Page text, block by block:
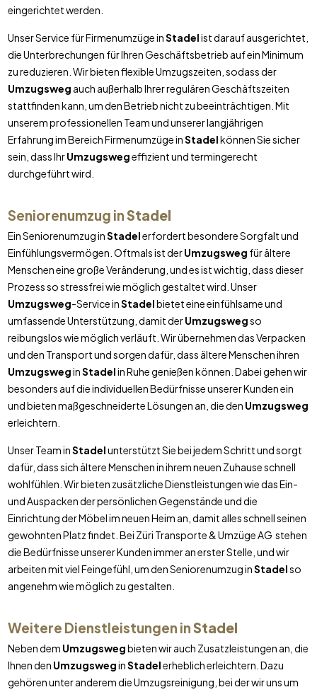
eingerichtet werden.
Unser Service für Firmenumzüge inStadelist darauf ausgerichtet,
die Unterbrechungen für Ihren Geschäftsbetrieb auf ein Minimum
zu reduzieren. Wir bieten flexible Umzugszeiten, sodass der
Umzugsweg auch außerhalb Ihrer regulären Geschäftszeiten
stattfinden kann, um den Betrieb nicht zu beeinträchtigen. Mit
unserem professionellen Team und unserer langjährigen
Erfahrung im Bereich Firmenumzüge inStadelkönnen Sie sicher
sein, dass IhrUmzugswegeffizient und termingerecht
durchgeführt wird.
Seniorenumzug inStadel
Ein Seniorenumzug inStadelerfordert besondere Sorgfalt und
Einfühlungsvermögen. Oftmals ist derUmzugsweg für ältere
Menschen eine große Veränderung, und es ist wichtig, dass dieser
Prozess so stressfrei wie möglich gestaltet wird. Unser
Umzugsweg-Service inStadelbietet eine einfühlsame und
umfassende Unterstützung, damit derUmzugswegso
reibungslos wie möglich verläuft. Wir übernehmen das Verpacken
und den Transport und sorgen dafür, dass ältere Menschen ihren
UmzugsweginStadelin Ruhe genießen können. Dabei gehen wir
besonders auf die individuellen Bedürfnisse unserer Kunden ein
und bieten maßgeschneiderte Lösungen an, die den Umzugsweg
erleichtern.
Unser Team inStadelunterstützt Sie bei jedem Schritt und sorgt
dafür, dass sich ältere Menschen in ihrem neuen Zuhause schnell
wohlfühlen. Wir bieten zusätzliche Dienstleistungen wie das Ein-
und Auspacken der persönlichen Gegenstände und die
Einrichtung der Möbel im neuen Heim an, damit alles schnell seinen
gewohnten Platz findet. Bei Züri Transporte & Umzüge AG stehen
die Bedürfnisse unserer Kunden immer an erster Stelle, und wir
arbeiten mit viel Feingefühl, um den Seniorenumzug inStadelso
angenehm wie möglich zu gestalten.
Weitere Dienstleistungen inStadel
Neben dem Umzugswegbieten wir auch Zusatzleistungen an, die
Ihnen den UmzugsweginStadelerheblich erleichtern. Dazu
gehören unter anderem die Umzugsreinigung, bei der wir uns um